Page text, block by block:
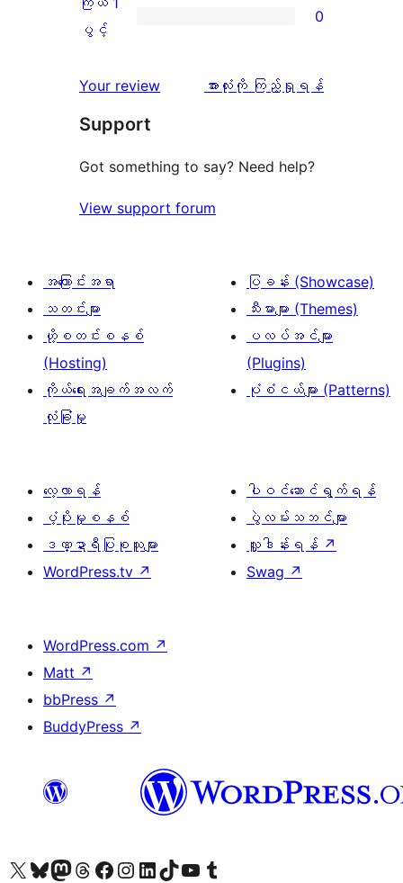
သုံးသပ်
ပွင့်
သုံးသပ်
0
စောင်
ကြယ်
ပွင့်
သုံးသပ်
ချက်
စောင်
ပွင့်
0
Your review
သုံးသပ်
အားလုံးကို ကြည့်ရှုရန်
Support
Got something to say? Need help?
View support forum
အကြောင်းအရာ
သတင်းများ
ဟို့စတင်းစနစ်
(Hosting)
ကိုယ်ရေးအချက်အလက်
လုံခြုံမှု
ပြခန်း (Showcase)
သီးမားများ (Themes)
ပလပ်အင်များ
(Plugins)
ပုံစံငယ်များ (Patterns)
လေ့လာရန်
ပံ့ပိုးမှုစနစ်
ဒဏ္ဍာရီပြုစုသူများ
WordPress.tv ↗
ပါဝင်ဆောင်ရွက်ရန်
ပွဲလမ်းသဘင်များ
လှူဒါန်းရန် ↗
Swag ↗
WordPress.com ↗
Matt ↗
bbPress ↗
BuddyPress ↗
ကျွန်ုပ်တို့၏ X (ယခင် Twitter) အကောင့်သို့ သွားရောက်ကြည့်ရှုပါကျွန်ုပ်တို့၏ Bluesky အကောင့်သို့ ဝင်ရောက်ကြည့်ရှုရန်
ကျွန်ုပ်တို့၏ Mastodon အကောင့်သို့ သွားရောက်ကြည့်ရှုပါကျွန်ုပ်တို့၏ Threads အကောင့်သို့ ဝင်ရောက်ကြည့်ရှုရန်
ကျွန်ုပ်တို့၏ Facebook စာမျက်နှာသို့ သွားရောက်ကြည့်ရှုပါကျွန်ုပ်တို့၏ Instagram အကောင့်သို့ သွားရောက်ကြည့်ရှုပါ ကျွန်ုပ်တို့၏ LinkedIn အကောင့်သို့ သွားရောက်ကြည့်ရှုပါကျွန်ုပ်တို့၏ TikTok အကောင့်သို့ ဝင်ရောက်ကြည့်ရှုရန်
ကျွန်ုပ်တို့၏ YouTube ချန်နယ်သို့ သွားရောက်ကြည့်ရှုပါ ကျွန်ုပ်တို့၏ Tumblr အကောင့်သို့ ဝင်ရောက်ကြည့်ရှုရန်